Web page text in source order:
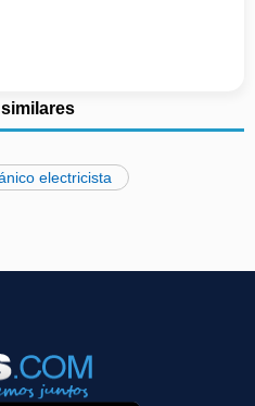
electricista